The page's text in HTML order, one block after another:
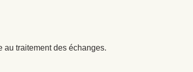
traitement des échanges.